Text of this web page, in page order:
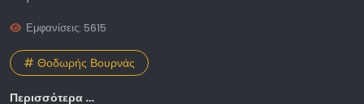
Εμφανίσεις: 5615
# Θοδωρής Βουρνάς
Περισσότερα …